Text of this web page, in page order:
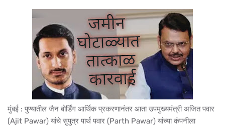
मुंबई : पुण्यातील जैन बोर्डिंग आर्थिक प्रकरणानंतर आता उपमुख्यमंत्री अजित पवार
(Ajit Pawar) यांचे सुपुत्र पार्थ पवार (Parth Pawar) यांच्या कंपनीला